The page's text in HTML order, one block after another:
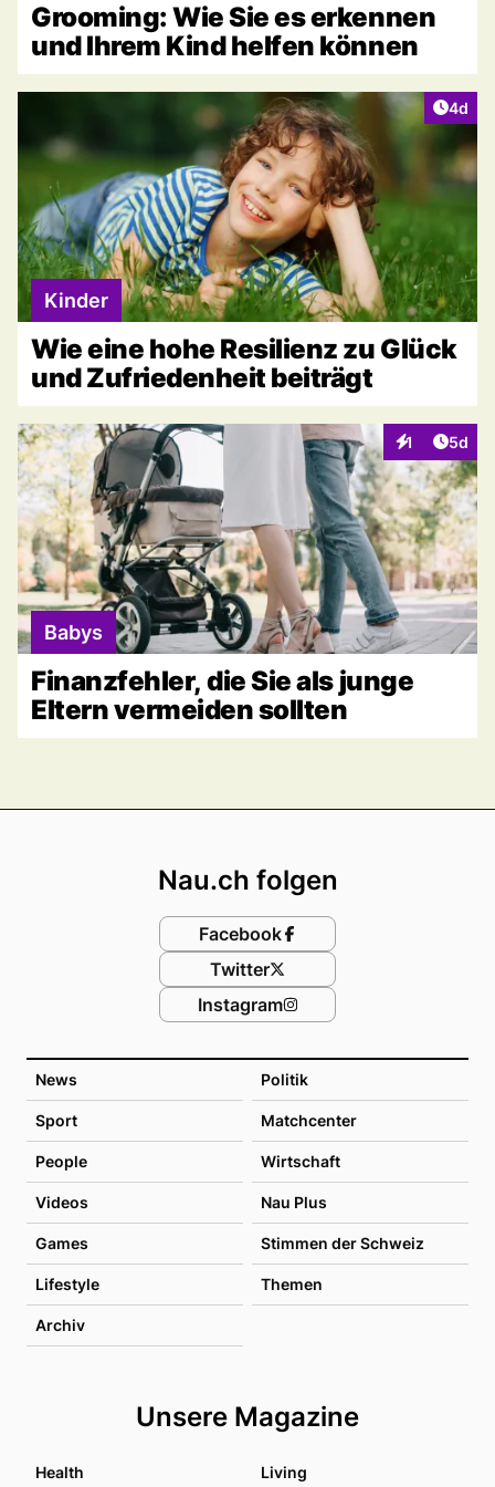
Grooming: Wie Sie es erkennen
und Ihrem Kind helfen können
4d
Kinder
Wie eine hohe Resilienz zu Glück
und Zufriedenheit beiträgt
1
Interaktionen
5d
Babys
Finanzfehler, die Sie als junge
Eltern vermeiden sollten
News Politik
Sport Matchcenter
People Wirtschaft
Videos Nau Plus
Games Stimmen der Schweiz
Lifestyle Themen
Archiv
Unsere Magazine
Health Living
Nau.ch folgen
Facebook
Twitter
Instagram